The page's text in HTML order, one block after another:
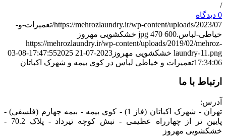
/
0 دیدگاه
https://mehrozlaundry.ir/wp-content/uploads/2023/07/تعمیرات-و-
خیاطی-لباس.jpg
470 600
خشکشویی مهروز
https://mehrozlaundry.ir/wp-content/uploads/2019/02/mehroz-
laundry-11.png خشکشویی مهروز 2023-07-21 17:47:55
2025-08-03
17:34:06تعمیرات و خیاطی لباس در کوی بیمه و شهرک اکباتان
ارتباط با ما
آدرس:
تهران - شهرک اکباتان (فاز 1) - کوی بیمه - بیمه چهارم (فلسفی) -
پایین تر از چهارراه عظیمی - نبش کوچه تیرداد - پلاک 70.2 -
خشکشویی مهروز